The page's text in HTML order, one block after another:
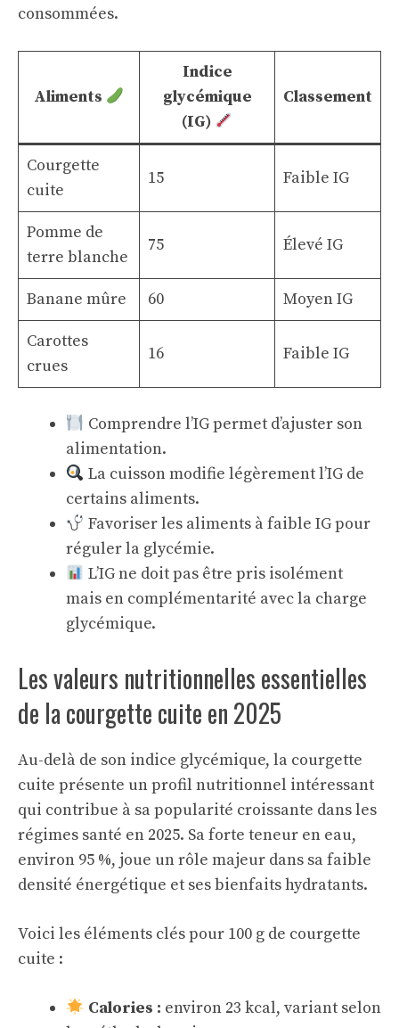
consommées.
Aliments
Indice
glycémique
(IG)
Classement
Courgette
cuite
15 Faible IG
Pomme de
terre blanche
75 Élevé IG
Banane mûre 60 Moyen IG
Carottes
crues
16 Faible IG
Comprendre l’IG permet d’ajuster son
alimentation.
La cuisson modifie légèrement l’IG de
certains aliments.
Favoriser les aliments à faible IG pour
réguler la glycémie.
L’IG ne doit pas être pris isolément
mais en complémentarité avec la charge
glycémique.
Les valeurs nutritionnelles essentielles
de la courgette cuite en 2025
Au-delà de son indice glycémique, la courgette
cuite présente un profil nutritionnel intéressant
qui contribue à sa popularité croissante dans les
régimes santé en 2025. Sa forte teneur en eau,
environ 95 %, joue un rôle majeur dans sa faible
densité énergétique et ses bienfaits hydratants.
Voici les éléments clés pour 100 g de courgette
cuite :
Calories : environ 23 kcal, variant selon